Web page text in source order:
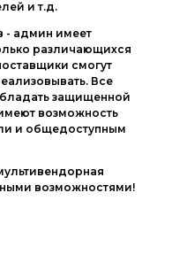
и т.д.
- админ имеет
различающихся
смогут
Все
защищенной
возможность
и общедоступным
возможностями!